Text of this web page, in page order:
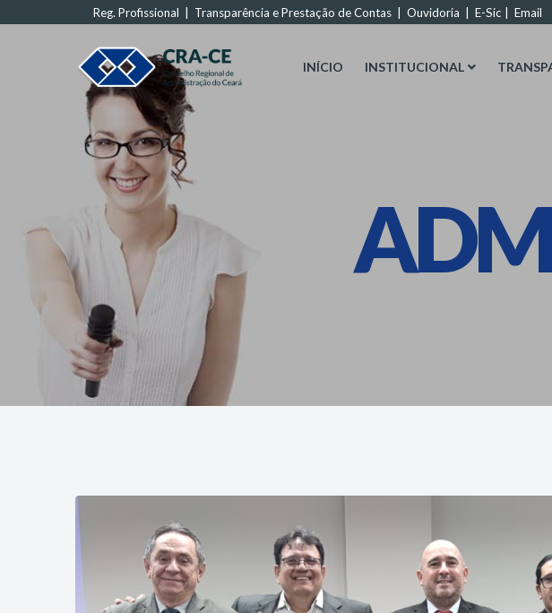
Reg. Profissional Transparência e Prestação de Contas Ouvidoria E-Sic Email
INÍCIO INSTITUCIONAL